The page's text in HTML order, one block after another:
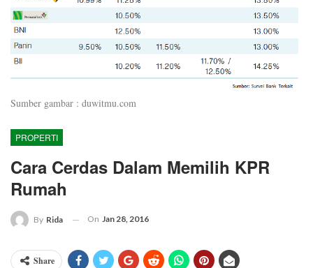
Sumber gambar : duwitmu.com
PROPERTI
Cara Cerdas Dalam Memilih KPR
Rumah
By Rida On Jan 28, 2016
Share